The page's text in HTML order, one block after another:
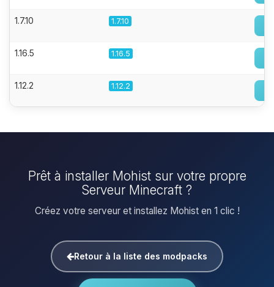
1.7.10 1.7.10
1.16.5 1.16.5
1.12.2 1.12.2
Prêt à installer Mohist sur votre propre
Serveur Minecraft ?
Créez votre serveur et installez Mohist en 1 clic !
Retour à la liste des modpacks